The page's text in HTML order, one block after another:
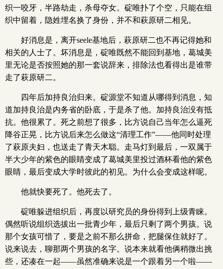
织一咬牙，半路劫走，杀母夺女。碇唯扑了个空，只能在组
织中留着，隐姓埋名换了身份，并不和萩原研二相见。
好消息是，离开seele基地后，萩原研二也不再记得她和
相关的人士了。坏消息是，碇唯既然不能回到基地，葛城美
里无论是否按照她的那一套说辞来，排除法也看得出是谁带
走了萩原研二。
四年后加持良治归来。碇源堂不知道从哪得到消息，知
道加持良治是内务省的卧底，于是杀了他。加持良治没有抵
抗。他很累了。死之前想了很多，比方说自己当年怎么逼死
降谷正晃，比方说后来怎么做这“清理工作”——他同时处理
了萩原夫妇，也送走了青天木聪。走马灯到最后，一双属于
半大少年的紫色的眼睛变成了葛城美里投过酒杯看他的紫色
眼睛，最后变成大学时彼此的初见。为什么会变成这样呢。
他就快要死了。他死去了。
碇唯躲进组织后，再度以研究员的身份得到上级青睐。
偶然听说组织选拔出一批青少年，最后只剩了两个男孩。说
那个女孩可惜了，要是之前不那么拼命，把腿保住就好了。
说来说去，聊那两个男孩的名字。说本来就看他俩稍微出挑
些，还凑在一起——虽然准确来说是一个跟着另一个啦——